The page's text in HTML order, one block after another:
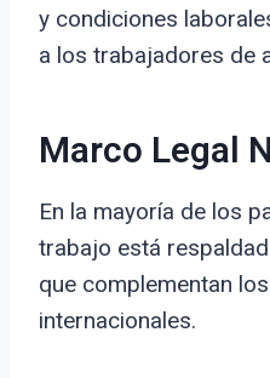
y condiciones
a los trabajadores de
Marco Legal
En la mayoría de los
trabajo está
que complementan
internacionales.